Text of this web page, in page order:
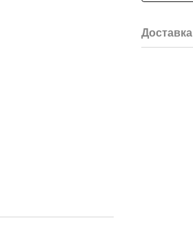
Доставка